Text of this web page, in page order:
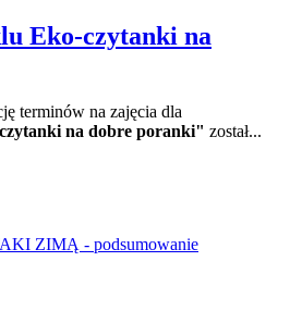
Eko-czytanki na
terminów na zajęcia dla
na dobre poranki" został...